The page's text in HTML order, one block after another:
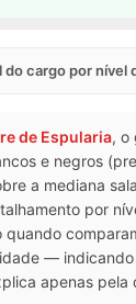
do cargo por nível
de Espularia, o
e negros
a mediana
por
— indicando
apenas pela